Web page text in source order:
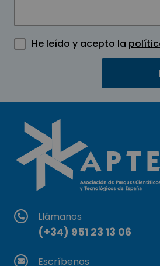
He leído y acepto la
Llámanos
(+34) 951 23 13 06
Escríbenos